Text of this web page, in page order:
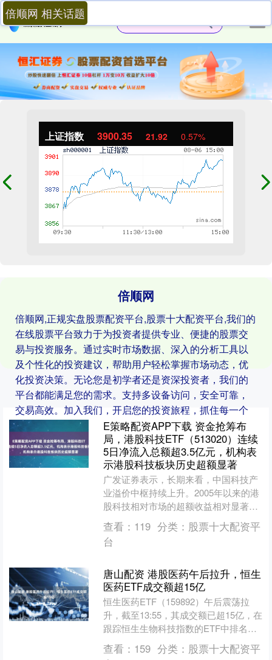
上证指数 3900.35 21.92 0.57%
倍顺网
倍顺网,正规实盘股票配资平台,股票十大配资平台,我们的
在线股票平台致力于为投资者提供专业、便捷的股票交
易与投资服务。通过实时市场数据、深入的分析工具以
及个性化的投资建议，帮助用户轻松掌握市场动态，优
化投资决策。无论您是初学者还是资深投资者，我们的
平台都能满足您的需求。支持多设备访问，安全可靠，
交易高效。加入我们，开启您的投资旅程，抓住每一个
财富增长的机会！
倍顺网 相关话题
E策略配资APP下载 资金抢筹布
局，港股科技ETF（513020）连续
5日净流入总额超3.5亿元，机构表
示港股科技板块历史超额显著
广发证券表示，长期来看，中国科技产
业溢价中枢持续上升。2005年以来的港
股科技相对市场的超额收益相对显著，
港股科技在历次行情中呈现一定的高弹
性与持续性。拆分来看....
查看： 119 分类： 股票十大配资平
台
唐山配资 港股医药午后拉升，恒生
医药ETF成交额超15亿
恒生医药ETF（159892）午后震荡拉
升，截至13:55，其成交额已超15亿，在
跟踪恒生生物科技指数的ETF中排名第
一，持仓股博安生物、绿叶制药、金斯
瑞生物科....
查看： 159 分类： 股票十大配资平